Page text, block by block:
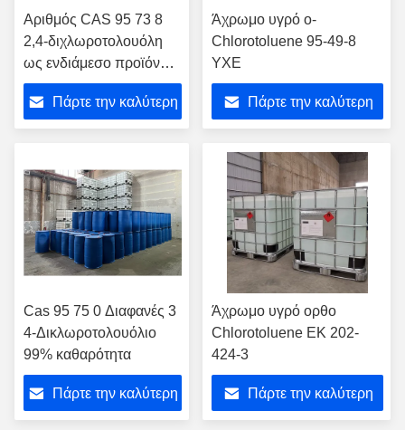
Αριθμός CAS 95 73 8
2,4-διχλωροτολουόλη
ως ενδιάμεσο προϊόν
στην παραγωγή
πολυμερών
Πάρτε την καλύτερη
Άχρωμο υγρό ο-
Chlorotoluene 95-49-8
ΥΧΕ
Πάρτε την καλύτερη
Cas 95 75 0 Διαφανές 3
4-Δικλωροτολουόλιο
99% καθαρότητα
Πάρτε την καλύτερη
Άχρωμο υγρό ορθο
Chlorotoluene ΕΚ 202-
424-3
Πάρτε την καλύτερη